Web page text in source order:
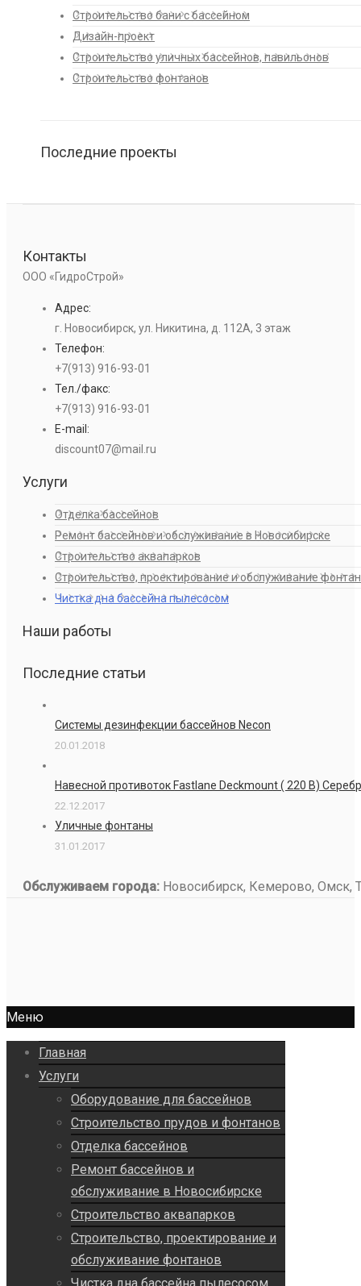
Строительство бани с бассейном
Дизайн-проект
Строительство уличных бассейнов, павильонов
Строительство фонтанов
Последние проекты
Контакты
ООО «ГидроСтрой»
Адрес:
г. Новосибирск, ул. Никитина, д. 112А, 3 этаж
Телефон:
+7(913) 916-93-01
Тел./факс:
+7(913) 916-93-01
E-mail:
discount07@mail.ru
Услуги
Отделка бассейнов
Ремонт бассейнов и обслуживание в Новосибирске
Строительство аквапарков
Строительство, проектирование и обслуживание
Чистка дна бассейна пылесосом
Наши работы
Последние статьи
Системы дезинфекции бассейнов Necon
20.01.2018
Навесной противоток Fastlane Deckmount ( 220 В)
22.12.2017
Уличные фонтаны
31.01.2017
Обслуживаем города: Новосибирск, Кемерово, Омск,
Меню
Главная
Услуги
Оборудование для бассейнов
Строительство прудов и фонтанов
Отделка бассейнов
Ремонт бассейнов и
обслуживание в Новосибирске
Строительство аквапарков
Строительство, проектирование и
обслуживание фонтанов